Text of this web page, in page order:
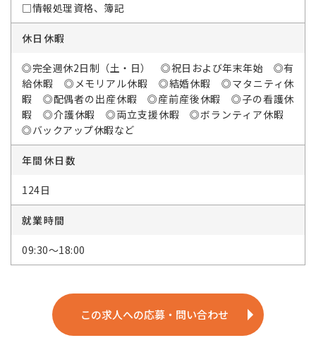
□情報処理資格、簿記
休日休暇
◎完全週休2日制（土・日） ◎祝日および年末年始 ◎有
給休暇 ◎メモリアル休暇 ◎結婚休暇 ◎マタニティ休
暇 ◎配偶者の出産休暇 ◎産前産後休暇 ◎子の看護休
暇 ◎介護休暇 ◎両立支援休暇 ◎ボランティア休暇
◎バックアップ休暇など
年間休日数
124日
就業時間
09:30～18:00
この求人への応募・問い合わせ